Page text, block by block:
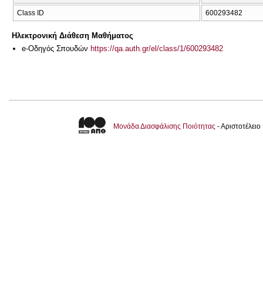
Class ID 600293482
Ηλεκτρονική Διάθεση Μαθήματος
e-Οδηγός Σπουδών https://qa.auth.gr/el/class/1/600293482
Μονάδα Διασφάλισης Ποιότητας -